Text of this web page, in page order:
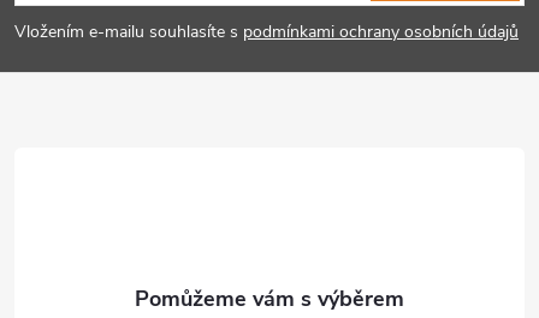
ý
p
p
a
Vložením e-mailu souhlasíte s podmínkami ochrany osobních údajů